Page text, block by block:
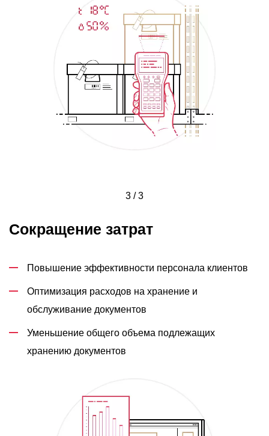
3 / 3
Сокращение затрат
Повышение эффективности персонала клиентов
Оптимизация расходов на хранение и
обслуживание документов
Уменьшение общего объема подлежащих
хранению документов